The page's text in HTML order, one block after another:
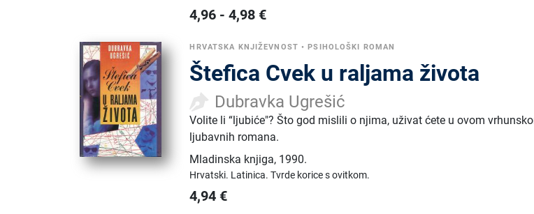
4,96 -4,98 €
HRVATSKA KNJIŽEVNOST •PSIHOLOŠKI ROMAN
Štefica Cvek u raljama života
Dubravka Ugrešić
Volite li “ljubiće"? Što god mislili o njima, uživat ćete u ovom
ljubavnih romana.
Mladinska knjiga, 1990.
Hrvatski. Latinica.Tvrde korice s ovitkom.
4,94 €